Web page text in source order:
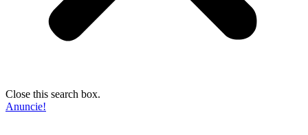
Close this search box.
Anuncie!